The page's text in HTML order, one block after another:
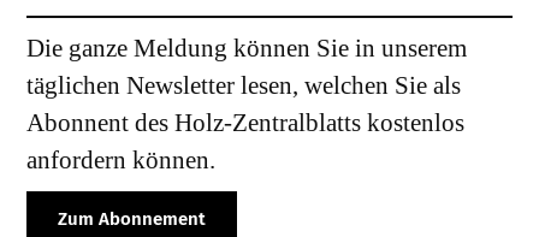
Die ganze Meldung können Sie in unserem
täglichen Newsletter lesen, welchen Sie als
Abonnent des Holz-Zentralblatts kostenlos
anfordern können.
Zum Abonnement